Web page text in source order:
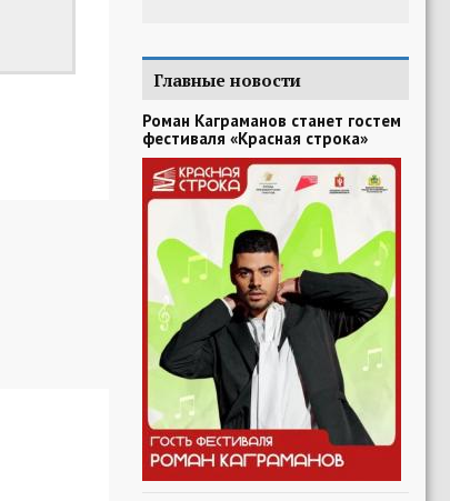
Главные новости
Роман Каграманов станет гостем
фестиваля «Красная строка»